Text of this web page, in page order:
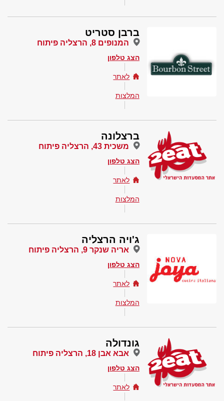
ברבן סטריט
המנופים 8, הרצליה פיתוח
הצג טלפון
לאתר
המלצות
ברצלונה
משכית 43, הרצליה פיתוח
הצג טלפון
לאתר
המלצות
ג'ויה הרצליה
אריה שנקר 9, הרצליה פיתוח
הצג טלפון
לאתר
המלצות
גונדולה
אבא אבן 18, הרצליה פיתוח
הצג טלפון
לאתר